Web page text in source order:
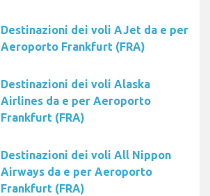
Destinazioni dei voli AJet da e per
Aeroporto Frankfurt (FRA)
Destinazioni dei voli Alaska
Airlines da e per Aeroporto
Frankfurt (FRA)
Destinazioni dei voli All Nippon
Airways da e per Aeroporto
Frankfurt (FRA)